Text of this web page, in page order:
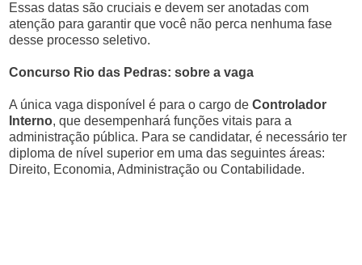
Essas datas são cruciais e devem ser anotadas com
atenção para garantir que você não perca nenhuma fase
desse processo seletivo.
Concurso Rio das Pedras: sobre a vaga
A única vaga disponível é para o cargo deControlador
Interno, que desempenhará funções vitais para a
administração pública. Para se candidatar, é necessário ter
diploma de nível superior em uma das seguintes áreas:
Direito, Economia, Administração ou Contabilidade.